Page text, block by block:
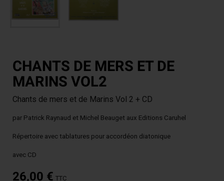
CHANTS DE MERS ET DE
MARINS VOL2
Chants de mers et de Marins Vol 2 + CD
par Patrick Raynaud et Michel Beauget aux Editions Caruhel
Répertoire avec tablatures pour accordéon diatonique
avec CD
26,00 € TTC